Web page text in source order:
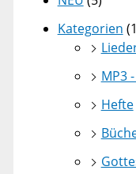
Kategorien
MP3
Hefte